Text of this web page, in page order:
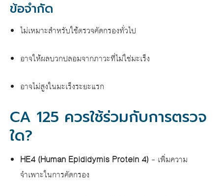
ข้อจำกัด
ไม่เหมาะสำหรับใช้ตรวจคัดกรองทั่วไป
อาจให้ผลบวกปลอมจากภาวะที่ไม่ใช่มะเร็ง
อาจไม่สูงในมะเร็งระยะแรก
CA 125 ควรใช้ร่วมกับการตรวจ
ใด?
HE4 (Human Epididymis Protein 4) – เพิ่มความ
จำเพาะในการคัดกรอง